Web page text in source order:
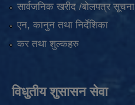
सार्वजनिक खरीद /बोलपत्र सूचना
एन, कानुन तथा निर्देशिका
कर तथा शुल्कहरु
विधुतीय शुसासन सेवा